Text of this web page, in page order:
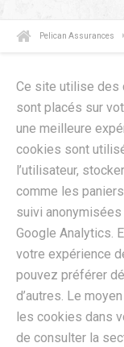
Pelican Assurances
Ce site utilise des
sont placés sur
une meilleure
cookies sont
l’utilisateur,
comme les
suivi
Google Analytics.
votre expérience
pouvez préférer
d’autres. Le
les cookies dans
de consulter la